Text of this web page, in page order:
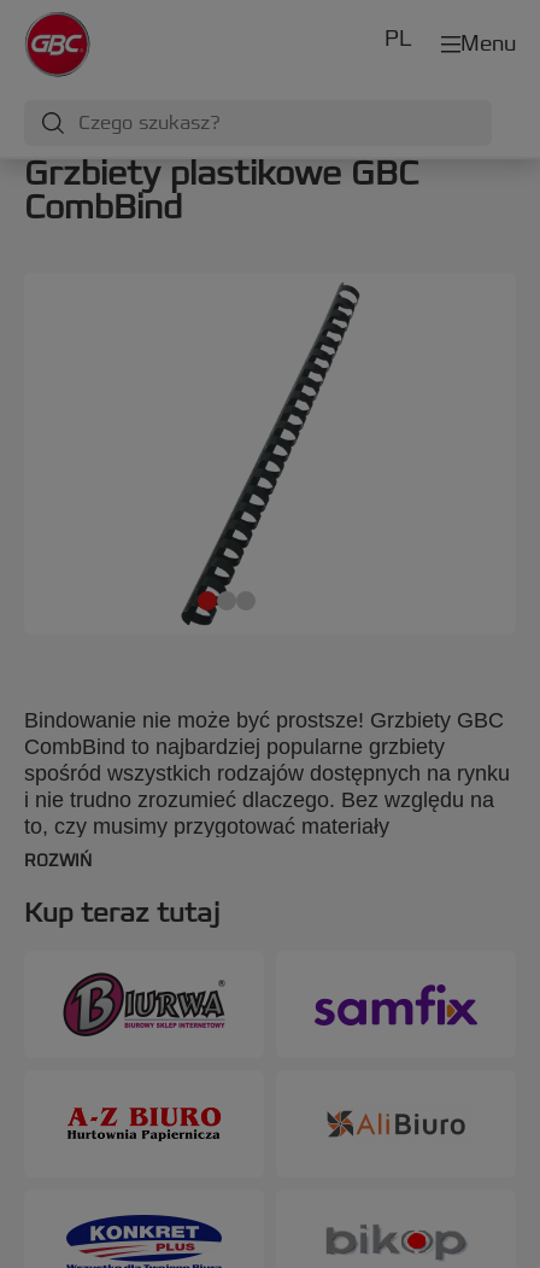
Menu
PL
Grzbiety plastikowe GBC
CombBind
Bindowanie nie może być prostsze! Grzbiety GBC
CombBind to najbardziej popularne grzbiety
spośród wszystkich rodzajów dostępnych na rynku
i nie trudno zrozumieć dlaczego. Bez względu na
to, czy musimy przygotować materiały
szkoleniowe, czy raporty wewnętrzne, grzbiety
możliwość wprowadzania zmian w już
zbindowanym dokumencie. Oprawione dokumenty
można też w nich błyskawicznie dodawać lub
usuwać strony przy użyciu prostego narzędzia. Te
wytrzymałe, plastikowe grzbiety nie rysują się, nie
Kolor: czarny. Grzbiet: 16 mm. Format: do A4.
Opakowanie: 100 szt.
ROZWIŃ
Kup teraz tutaj